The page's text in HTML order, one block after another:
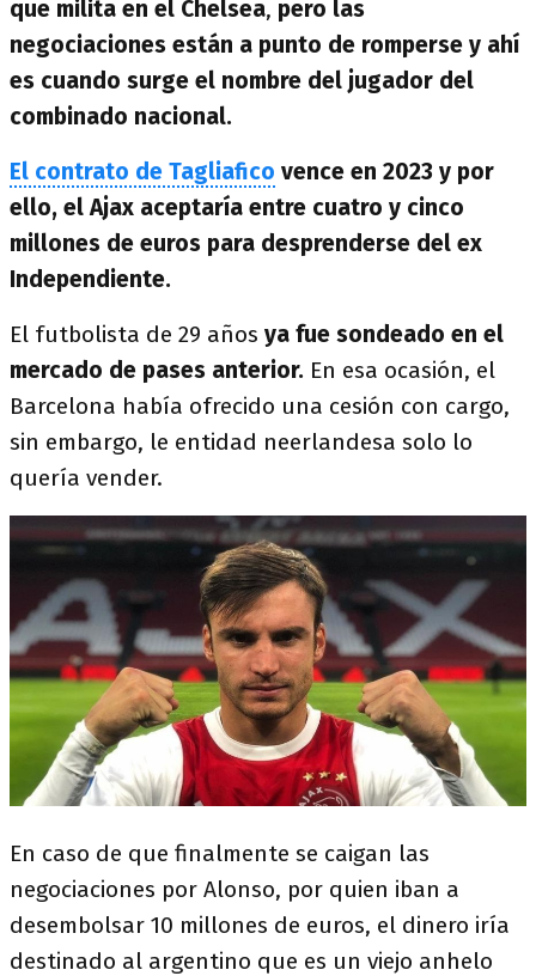
que milita en el Chelsea, pero las
negociaciones están a punto de romperse y ahí
es cuando surge el nombre del jugador del
combinado nacional.
El contrato de Tagliafico vence en 2023 y por
ello, el Ajax aceptaría entre cuatro y cinco
millones de euros para desprenderse del ex
Independiente.
El futbolista de 29 años ya fue sondeado en el
mercado de pases anterior. En esa ocasión, el
Barcelona había ofrecido una cesión con cargo,
sin embargo, le entidad neerlandesa solo lo
quería vender.
En caso de que finalmente se caigan las
negociaciones por Alonso, por quien iban a
desembolsar 10 millones de euros, el dinero iría
destinado al argentino que es un viejo anhelo